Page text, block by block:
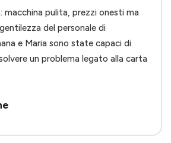
macchina pulita, prezzi onesti ma
del personale di
e Maria sono state capaci di
un problema legato alla carta